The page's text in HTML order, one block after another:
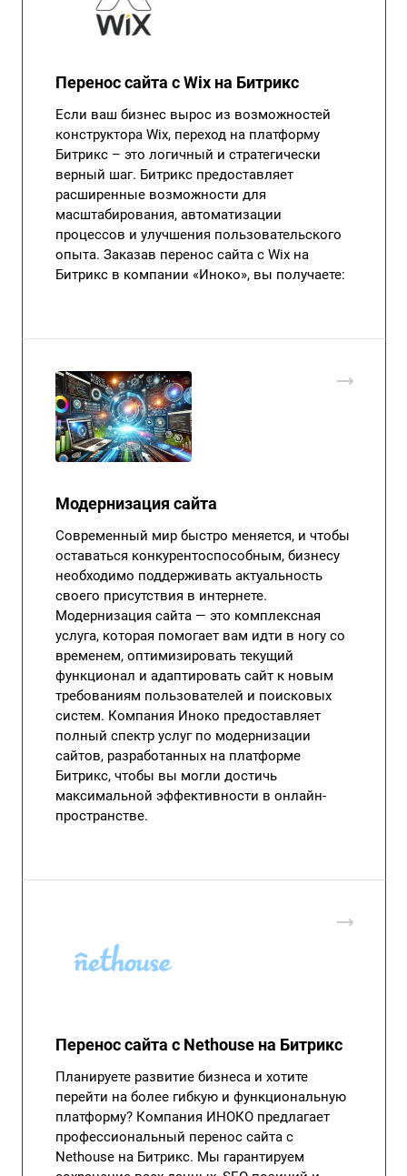
Перенос сайта с Wix на Битрикс
Если ваш бизнес вырос из возможностей
конструктора Wix, переход на платформу
Битрикс – это логичный и стратегически
верный шаг. Битрикс предоставляет
расширенные возможности для
масштабирования, автоматизации
процессов и улучшения пользовательского
опыта. Заказав перенос сайта с Wix на
Битрикс в компании «Иноко», вы получаете:
Модернизация сайта
Современный мир быстро меняется, и чтобы
оставаться конкурентоспособным, бизнесу
необходимо поддерживать актуальность
своего присутствия в интернете.
Модернизация сайта — это комплексная
услуга, которая помогает вам идти в ногу со
временем, оптимизировать текущий
функционал и адаптировать сайт к новым
требованиям пользователей и поисковых
систем. Компания Иноко предоставляет
полный спектр услуг по модернизации
сайтов, разработанных на платформе
Битрикс, чтобы вы могли достичь
максимальной эффективности в онлайн-
пространстве.
Перенос сайта с Nethouse на Битрикс
Планируете развитие бизнеса и хотите
перейти на более гибкую и функциональную
платформу? Компания ИНОКО предлагает
профессиональный перенос сайта с
Nethouse на Битрикс. Мы гарантируем